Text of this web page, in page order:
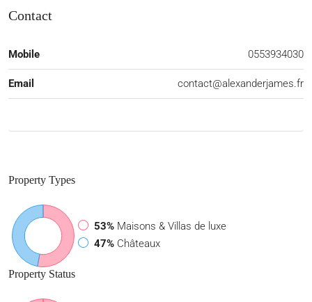
Contact
Mobile 0553934030
Email contact@alexanderjames.fr
Property Types
53% Maisons & Villas de luxe
47% Châteaux
Property Status